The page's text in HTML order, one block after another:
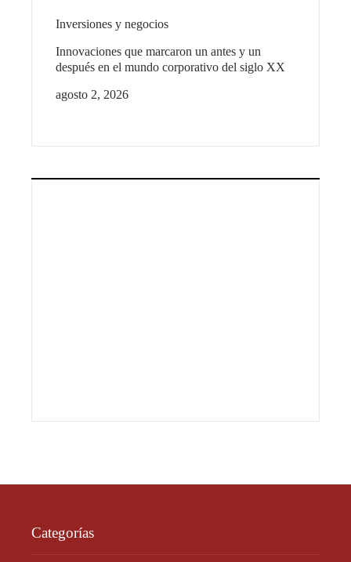
Inversiones y negocios
Innovaciones que marcaron un antes y un
después en el mundo corporativo del siglo XX
agosto 2, 2026
Categorías